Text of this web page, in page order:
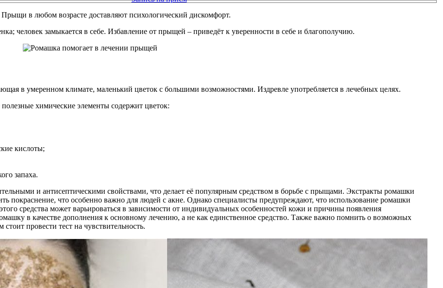
в любом возрасте доставляют психологический дискомфорт.
человек замыкается в себе. Избавление от прыщей – приведёт к уверенности в себе и благополучию.
в умеренном климате, маленький цветок с большими возможностями. Издревле употребляется в лечебных целях.
химические элементы содержит цветок:
кислоты;
запаха.
и антисептическими свойствами, что делает её популярным средством в борьбе с прыщами. Экстракты ромашки
покраснение, что особенно важно для людей с акне. Однако специалисты предупреждают, что использование ромашки
средства может варьироваться в зависимости от индивидуальных особенностей кожи и причины появления
в качестве дополнения к основному лечению, а не как единственное средство. Также важно помнить о возможных
провести тест на чувствительность.